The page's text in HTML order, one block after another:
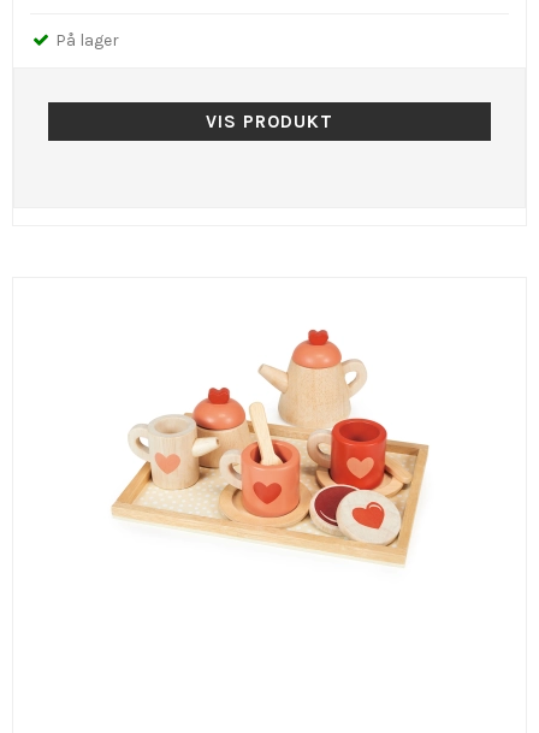
På lager
VIS PRODUKT